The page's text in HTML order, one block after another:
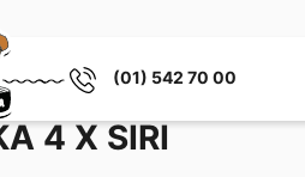
(01) 542 70 00
4 X SIRI